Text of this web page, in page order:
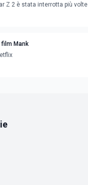
Z 2 è stata interrotta più volte
film Mank